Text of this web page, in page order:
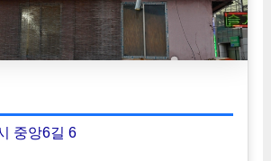
중앙6길 6